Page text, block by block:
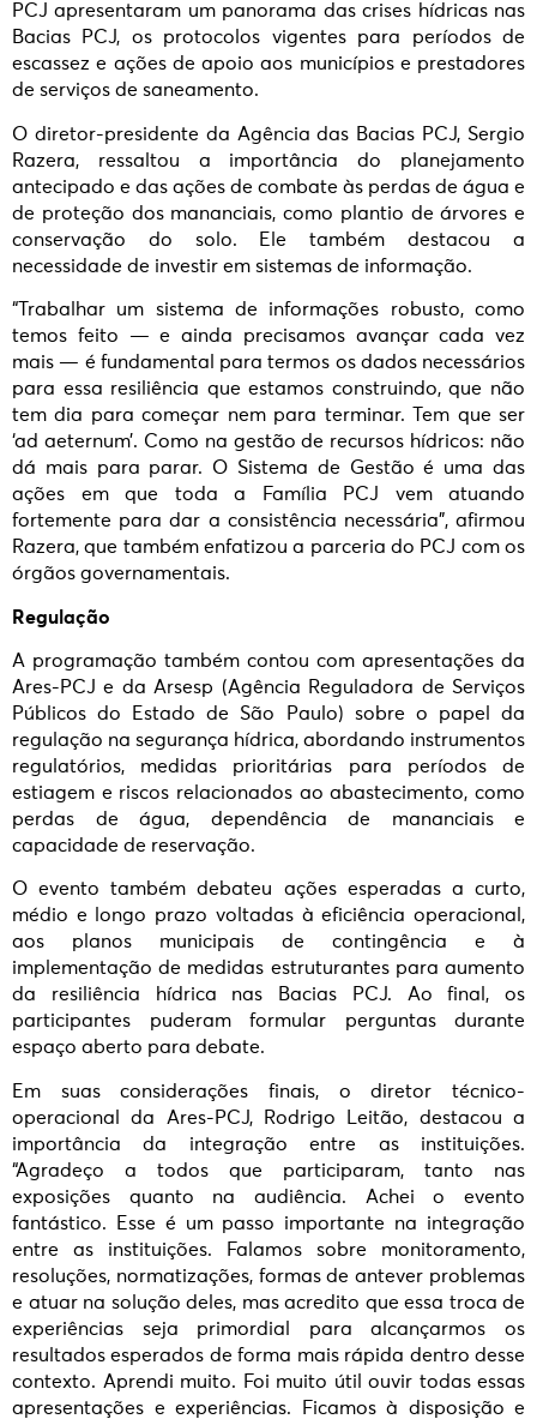
PCJ apresentaram um panorama das crises hídricas nas
Bacias PCJ, os protocolos vigentes para períodos de
escassez e ações de apoio aos municípios e prestadores
de serviços de saneamento.
O diretor-presidente da Agência das Bacias PCJ, Sergio
Razera, ressaltou a importância do planejamento
antecipado e das ações de combate às perdas de água e
de proteção dos mananciais, como plantio de árvores e
conservação do solo. Ele também destacou a
necessidade de investir em sistemas de informação.
“Trabalhar um sistema de informações robusto, como
temos feito — e ainda precisamos avançar cada vez
mais — é fundamental para termos os dados necessários
para essa resiliência que estamos construindo, que não
tem dia para começar nem para terminar. Tem que ser
‘ad aeternum’. Como na gestão de recursos hídricos: não
dá mais para parar. O Sistema de Gestão é uma das
ações em que toda a Família PCJ vem atuando
fortemente para dar a consistência necessária”, afirmou
Razera, que também enfatizou a parceria do PCJ com os
órgãos governamentais.
Regulação
A programação também contou com apresentações da
Ares-PCJ e da Arsesp (Agência Reguladora de Serviços
Públicos do Estado de São Paulo) sobre o papel da
regulação na segurança hídrica, abordando instrumentos
regulatórios, medidas prioritárias para períodos de
estiagem e riscos relacionados ao abastecimento, como
perdas de água, dependência de mananciais e
capacidade de reservação.
O evento também debateu ações esperadas a curto,
médio e longo prazo voltadas à eficiência operacional,
aos planos municipais de contingência e à
implementação de medidas estruturantes para aumento
da resiliência hídrica nas Bacias PCJ. Ao final, os
participantes puderam formular perguntas durante
espaço aberto para debate.
Em suas considerações finais, o diretor técnico-
operacional da Ares-PCJ, Rodrigo Leitão, destacou a
importância da integração entre as instituições.
“Agradeço a todos que participaram, tanto nas
exposições quanto na audiência. Achei o evento
fantástico. Esse é um passo importante na integração
entre as instituições. Falamos sobre monitoramento,
resoluções, normatizações, formas de antever problemas
e atuar na solução deles, mas acredito que essa troca de
experiências seja primordial para alcançarmos os
resultados esperados de forma mais rápida dentro desse
contexto. Aprendi muito. Foi muito útil ouvir todas essas
apresentações e experiências. Ficamos à disposição e